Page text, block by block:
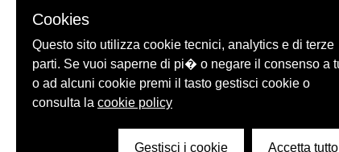
Cookies
Questo sito utilizza cookie tecnici, analytics e di terze
parti. Se vuoi saperne di pi� o negare il consenso a
o ad alcuni cookie premi il tasto gestisci cookie o
consulta la cookie policy
Gestisci i cookie Accetta tutto